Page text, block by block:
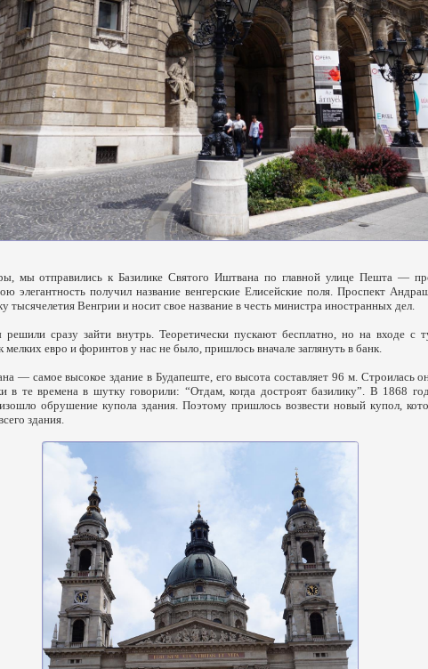
мы отправились к Базилике Святого Иштвана по главной улице Пешта —
элегантность получил название венгерские Елисейские поля. Проспект
тысячелетия Венгрии и носит свое название в честь министра иностранных дел.
сразу зайти внутрь. Теоретически пускают бесплатно, но на входе с
мелких евро и форинтов у нас не было, пришлось вначале заглянуть в банк.
— самое высокое здание в Будапеште, его высота составляет 96 м. Строилась
в те времена в шутку говорили: “Отдам, когда достроят базилику”. В 1868
обрушение купола здания. Поэтому пришлось возвести новый купол,
здания.